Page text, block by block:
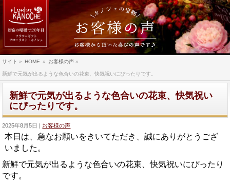
サイト » HOME » お客様の声 »
新鮮で元気が出るような色合いの花束、快気祝いにぴったりです。
新鮮で元気が出るような色合いの花束、快気祝い
にぴったりです。
2025年8月5日 お客様の声
本日は、急なお願いをきいてただき、誠にありがとうござ
いました。
新鮮で元気が出るような色合いの花束、快気祝いにぴったり
です。